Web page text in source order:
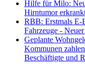
Hilfe für Milo:
Hirntumor
RBB: Erstmals E-
Fahrzeuge -
Geplante
Kommunen
Beschäftigte und